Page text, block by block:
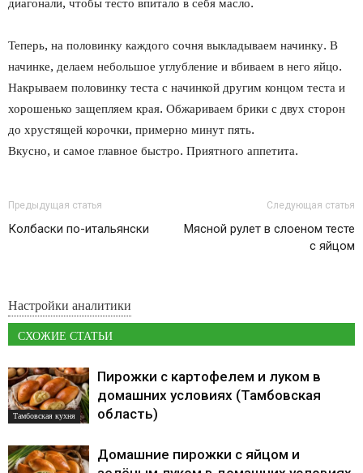
диагонали, чтобы тесто впитало в себя масло.
Теперь, на половинку каждого сочня выкладываем начинку. В
начинке, делаем небольшое углубление и вбиваем в него яйцо.
Накрываем половинку теста с начинкой другим концом теста и
хорошенько защепляем края. Обжариваем брики с двух сторон
до хрустящей корочки, примерно минут пять.
Вкусно, и самое главное быстро. Приятного аппетита.
Предыдущая статья
Колбаски по-итальянски
Следующая статья
Мясной рулет в слоеном тесте
с яйцом
Настройки аналитики
СХОЖИЕ СТАТЬИ
Тамбовская кухня
Пирожки с картофелем и луком в
домашних условиях (Тамбовская
область)
Домашние пирожки с яйцом и